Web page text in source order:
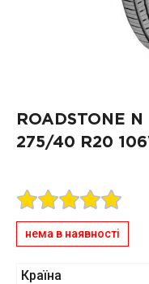
ROADSTONE
275/40 R20
нема в наявності
Країна